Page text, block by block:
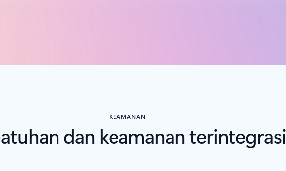
KEAMANAN
dan keamanan terintegrasi